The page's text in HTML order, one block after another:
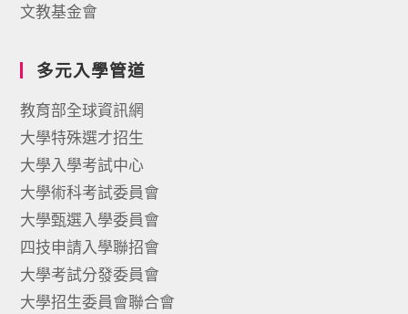
文教基金會
多元入學管道
教育部全球資訊網
大學特殊選才招生
大學入學考試中心
大學術科考試委員會
大學甄選入學委員會
四技申請入學聯招會
大學考試分發委員會
大學招生委員會聯合會